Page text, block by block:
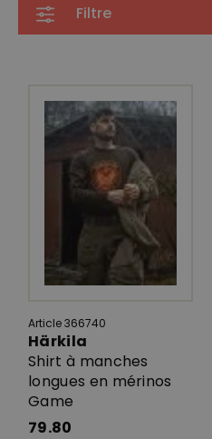
Filtre
Article 366740
Härkila
Shirt à manches
longues en mérinos
Game
79.80